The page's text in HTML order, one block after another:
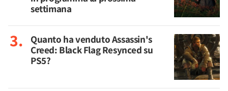
settimana
Quanto ha venduto Assassin's
Creed: Black Flag Resynced su
PS5?